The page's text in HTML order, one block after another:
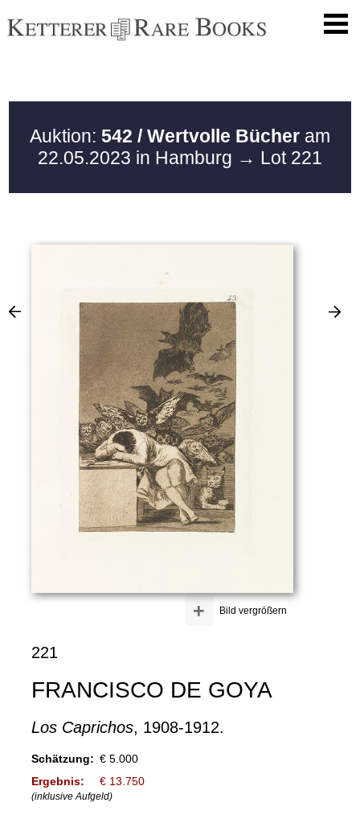
Auktion: 542 / Wertvolle Bücher am
22.05.2023 in Hamburg → Lot 221
Bild vergrößern
+
221
FRANCISCO DE GOYA
Los Caprichos, 1908-1912.
Schätzung: € 5.000
Ergebnis:
€ 13.750
(inklusive Aufgeld)